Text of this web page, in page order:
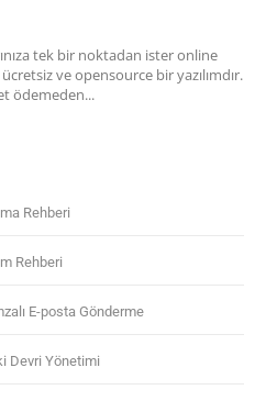
tek bir noktadan ister online
ve opensource bir yazılımdır.
ödemeden...
Rehberi
Rehberi
E-posta Gönderme
Devri Yönetimi